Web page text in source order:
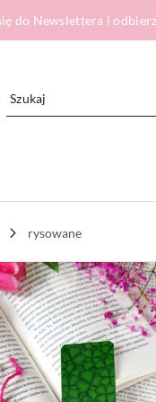
do Newslettera i
rysowane